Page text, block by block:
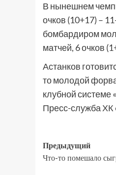
В нынешнем
очков (10+17) –
бомбардиром
матчей, 6 очков
Астанков
то молодой
клубной системе
Пресс-служба ХК
Предыдущий
Что-то помешало